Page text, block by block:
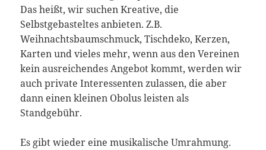
Das heißt, wir suchen Kreative, die
Selbstgebasteltes anbieten. Z.B.
Weihnachtsbaumschmuck, Tischdeko, Kerzen,
Karten und vieles mehr, wenn aus den Vereinen
kein ausreichendes Angebot kommt, werden wir
auch private Interessenten zulassen, die aber
dann einen kleinen Obolus leisten als
Standgebühr.
Es gibt wieder eine musikalische Umrahmung.